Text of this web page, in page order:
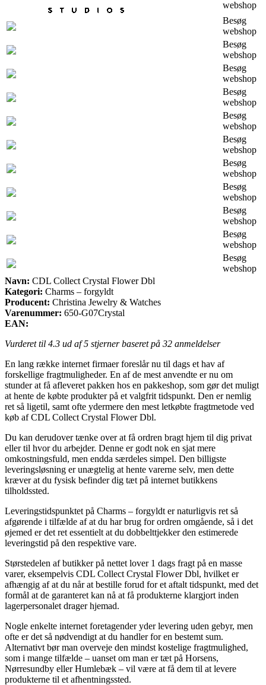
webshop
Besøg
webshop
Besøg
webshop
Besøg
webshop
Besøg
webshop
Besøg
webshop
Besøg
webshop
Besøg
webshop
Besøg
webshop
Besøg
webshop
Besøg
webshop
Besøg
webshop
Navn: CDL Collect Crystal Flower Dbl
Kategori: Charms – forgyldt
Producent: Christina Jewelry & Watches
Varenummer: 650-G07Crystal
EAN:
Vurderet til 4.3 ud af 5 stjerner baseret på 32 anmeldelser
En lang række internet firmaer foreslår nu til dags et hav af
forskellige fragtmuligheder. En af de mest anvendte er nu om
stunder at få afleveret pakken hos en pakkeshop, som gør det muligt
at hente de købte produkter på et valgfrit tidspunkt. Den er nemlig
ret så ligetil, samt ofte ydermere den mest letkøbte fragtmetode ved
køb af CDL Collect Crystal Flower Dbl.
Du kan derudover tænke over at få ordren bragt hjem til dig privat
eller til hvor du arbejder. Denne er godt nok en sjat mere
omkostningsfuld, men endda særdeles simpel. Den billigste
leveringsløsning er unægtelig at hente varerne selv, men dette
kræver at du fysisk befinder dig tæt på internet butikkens
tilholdssted.
Leveringstidspunktet på Charms – forgyldt er naturligvis ret så
afgørende i tilfælde af at du har brug for ordren omgående, så i det
øjemed er det ret essentielt at du dobbelttjekker den estimerede
leveringstid på den respektive vare.
Størstedelen af butikker på nettet lover 1 dags fragt på en masse
varer, eksempelvis CDL Collect Crystal Flower Dbl, hvilket er
afhængig af at du når at bestille forud for et aftalt tidspunkt, med det
formål at de garanteret kan nå at få produkterne klargjort inden
lagerpersonalet drager hjemad.
Nogle enkelte internet foretagender yder levering uden gebyr, men
ofte er det så nødvendigt at du handler for en bestemt sum.
Alternativt bør man overveje den mindst kostelige fragtmulighed,
som i mange tilfælde – uanset om man er tæt på Horsens,
Nørresundby eller Humlebæk – vil være at få dem til at levere
produkterne til et afhentningssted.